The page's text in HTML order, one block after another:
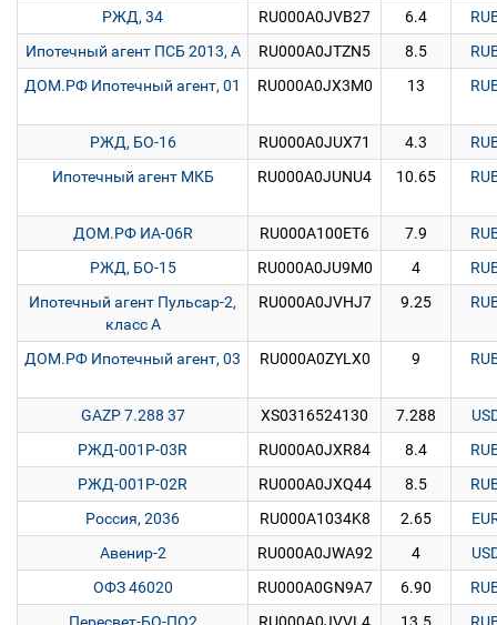
РЖД, 34
RU000A0JVB27 6.4
Ипотечный агент ПСБ 2013, А
RU000A0JTZN5 8.5
ДОМ.РФ Ипотечный агент, 01
RU000A0JX3M0 13
РЖД, БО-16 RU000A0JUX71 4.3
Ипотечный агент МКБ
RU000A0JUNU4 10.65
ДОМ.РФ ИА-06R RU000A100ET6 7.9
РЖД, БО-15
RU000A0JU9M0 4
Ипотечный агент Пульсар-2,
класс А
RU000A0JVHJ7 9.25
ДОМ.РФ Ипотечный агент, 03 RU000A0ZYLX0 9
GAZP 7.288 37 XS0316524130 7.288
РЖД-001P-03R
RU000A0JXR84 8.4
РЖД-001P-02R
RU000A0JXQ44 8.5
Россия, 2036
RU000A1034K8 2.65
Авенир-2
RU000A0JWA92 4
ОФЗ 46020
RU000A0GN9A7 6.90